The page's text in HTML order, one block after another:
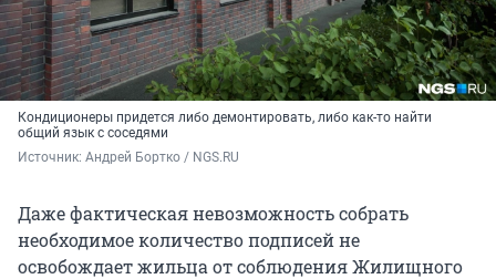
Кондиционеры придется либо демонтировать, либо как-то найти
общий язык с соседями
Источник: Андрей Бортко / NGS.RU
Даже фактическая невозможность собрать
необходимое количество подписей не
освобождает жильца от соблюдения Жилищного